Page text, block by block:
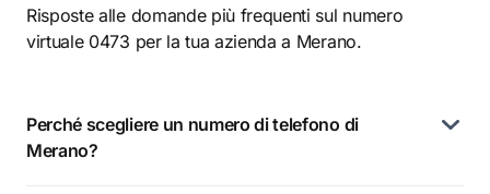
Risposte alle domande più frequenti sul numero
virtuale 0473 per la tua azienda a Merano.
Perché scegliere un numero di telefono di
Merano?